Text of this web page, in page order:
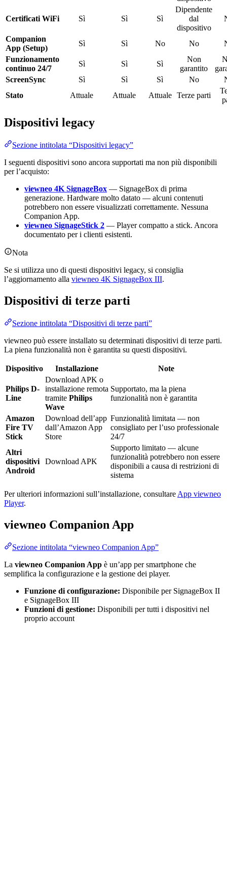
Certificati WiFi Sì Sì Sì
Dipendente
dal
dispositivo
Companion
App (Setup)
Sì Sì No No
Funzionamento
continuo 24/7
Sì Sì Sì
Non
garantito
ScreenSync
Sì Sì Sì No
Stato
Attuale Attuale Attuale Terze parti
Dispositivi legacy
Sezione intitolata “Dispositivi legacy”
I seguenti dispositivi sono ancora supportati ma non più disponibili
per l’acquisto:
viewneo 4K SignageBox — SignageBox di prima
generazione. Hardware molto datato — alcuni contenuti
potrebbero non essere visualizzati correttamente. Nessuna
Companion App.
viewneo SignageStick 2 — Player compatto a stick. Ancora
documentato per i clienti esistenti.
Nota
Se si utilizza uno di questi dispositivi legacy, si consiglia
l’aggiornamento alla viewneo 4K SignageBox III.
Dispositivi di terze parti
Sezione intitolata “Dispositivi di terze parti”
viewneo può essere installato su determinati dispositivi di terze parti.
La piena funzionalità non è garantita su questi dispositivi.
Dispositivo Installazione Note
Philips D-
Line
Download APK o
installazione remota
tramite Philips
Wave
Supportato, ma la piena
funzionalità non è garantita
Amazon
Fire TV
Stick
Download dell’app
dall’Amazon App
Store
Funzionalità limitata — non
consigliato per l’uso professionale
24/7
Altri
dispositivi
Android
Download APK
Supporto limitato — alcune
funzionalità potrebbero non essere
disponibili a causa di restrizioni di
sistema
Per ulteriori informazioni sull’installazione, consultare App viewneo
Player.
viewneo Companion App
Sezione intitolata “viewneo Companion App”
La viewneo Companion App è un’app per smartphone che
semplifica la configurazione e la gestione dei player.
Funzione di configurazione: Disponibile per SignageBox II
e SignageBox III
Funzioni di gestione: Disponibili per tutti i dispositivi nel
proprio account